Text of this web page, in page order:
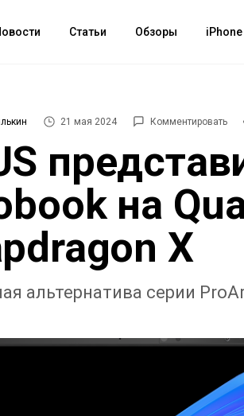
Статьи Обзоры iPhone
21 мая 2024 Комментировать
на
X
альтернатива серии